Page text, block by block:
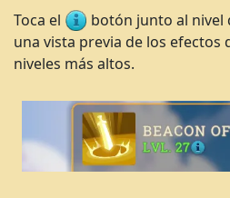
Toca el
botón junto al nivel
una vista previa de los efectos
niveles más altos.